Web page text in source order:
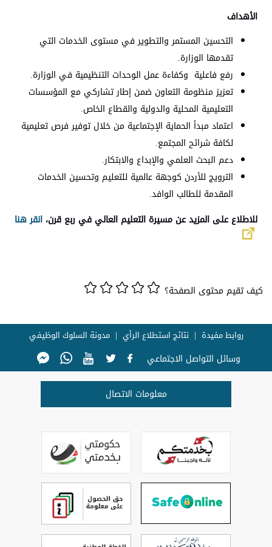
الأهداف
التحسين المستمر والتطوير في مستوى الخدمات التي
تقدمها الوزارة.
رفع فاعلية وكفاءة عمل الوحدات التنظيمية في الوزارة.
تعزيز منظومة التعاون ضمن إطار تشاركي مع المؤسسات
التعليمية المحلية والدولية والقطاع الخاص.
اعتماد مبدأ الحماية الإجتماعية من خلال توفير فرص تعليمية
لكافة شرائح المجتمع.
دعم البحث العلمي والإبداع والابتكار.
الترويج للأردن كوجهة عالمية للتعليم وتحسين الخدمات
المقدمة للطالب الوافد.
للاطلاع على المزيد عن مسيرة التعليم العالي في ربع قرن، انقر هنا
كيف تقيم محتوى الصفحة؟
روابط مفيدة نتائج استطلاع الرأي مدونة السلوك الوظيفي
وسائل التواصل الاجتماعي
معلومات الاتصال